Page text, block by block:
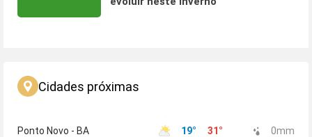
Cidades próximas
Ponto Novo - BA 19° 31 ° 0mm